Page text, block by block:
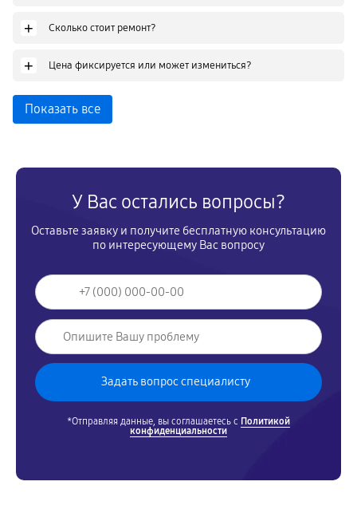
+ Сколько стоит ремонт?
+ Цена фиксируется или может измениться?
Показать все
У Вас остались вопросы?
Оставьте заявку и получите бесплатную консультацию
по интересующему Вас вопросу
*Отправляя данные, вы соглашаетесь с Политикой
конфиденциальности